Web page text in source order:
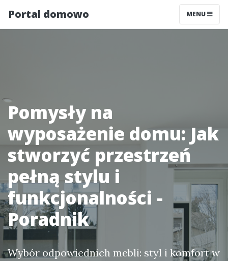
Portal domowo MENU
Pomysły na
wyposażenie domu: Jak
stworzyć przestrzeń
pełną stylu i
funkcjonalności -
Poradnik
Wybór odpowiednich mebli: styl i komfort w